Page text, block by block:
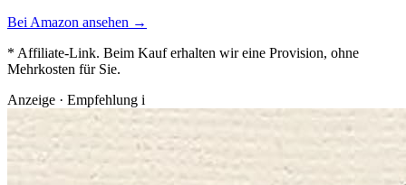
Bei Amazon ansehen →
* Affiliate-Link. Beim Kauf erhalten wir eine Provision, ohne
Mehrkosten für Sie.
Anzeige · Empfehlung i